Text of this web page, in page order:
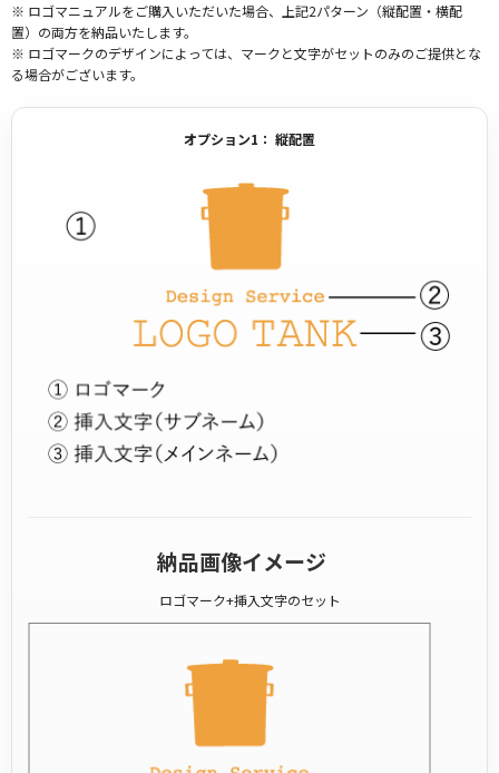
※ ロゴマニュアルをご購入いただいた場合、上記2パターン（縦配置・横配
置）の両方を納品いたします。
※ ロゴマークのデザインによっては、マークと文字がセットのみのご提供とな
る場合がございます。
オプション1： 縦配置
納品画像イメージ
ロゴマーク+挿入文字のセット